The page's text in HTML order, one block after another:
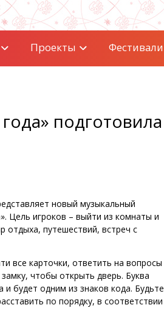
Проекты Фестивали
подготовила
новый музыкальный
Цель игроков – выйти из комнаты и
отдыха, путешествий, встреч с
все карточки, ответить на вопросы
чтобы открыть дверь. Буква
будет одним из знаков кода. Будьте
по порядку, в соответствии